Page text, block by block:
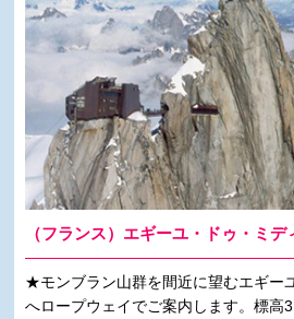
（フランス）エギーユ・ドゥ・ミデ
★モンブラン山群を間近に望むエギー
へロープウェイでご案内します。標高